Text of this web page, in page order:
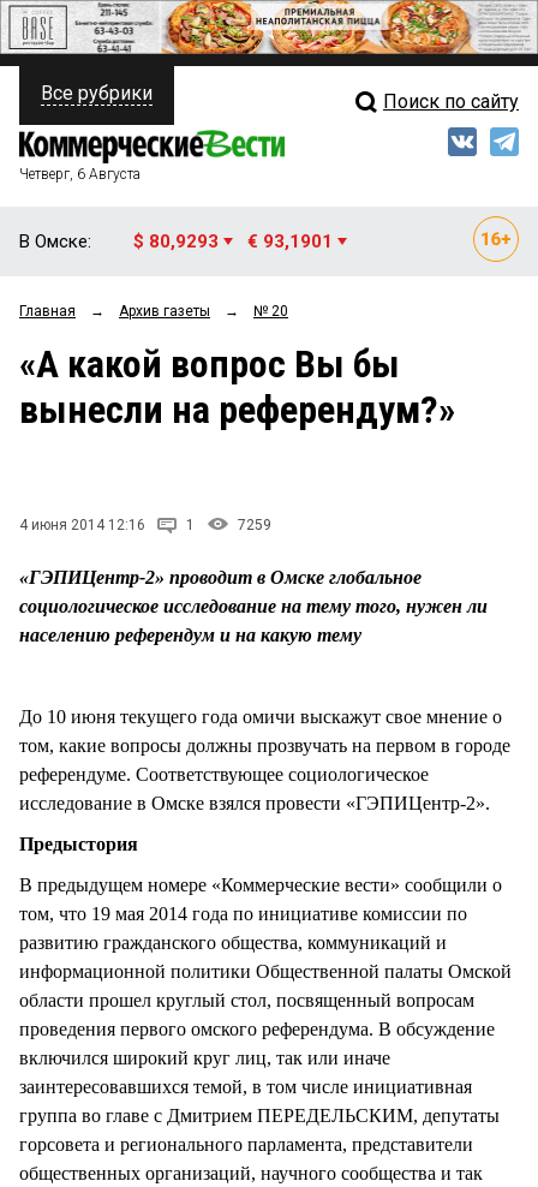
ПОЛИТИКА
ФИНАНСЫ
ОБЩЕСТВО
ЗАКОН
Свежий выпуск
Рейтинги
Блоги
Все рубрики Поиск по сайту
Четверг, 6 Августа
В Омске: $ 80,9293 € 93,1901
Главная → Архив газеты → № 20
«А какой вопрос Вы бы
вынесли на референдум?»
4 июня 2014 12:16 1 7259
«ГЭПИЦентр-2» проводит в Омске глобальное
социологическое исследование на тему того, нужен ли
населению референдум и на какую тему
До 10 июня текущего года омичи выскажут свое мнение о
том, какие вопросы должны прозвучать на первом в городе
референдуме. Соответствующее социологическое
исследование в Омске взялся провести «ГЭПИЦентр-2».
Предыстория
В предыдущем номере «Коммерческие вести» сообщили о
том, что 19 мая 2014 года по инициативе комиссии по
развитию гражданского общества, коммуникаций и
информационной политики Общественной палаты Омской
области прошел круглый стол, посвященный вопросам
проведения первого омского референдума. В обсуждение
включился широкий круг лиц, так или иначе
заинтересовавшихся темой, в том числе инициативная
группа во главе с Дмитрием ПЕРЕДЕЛЬСКИМ, депутаты
горсовета и регионального парламента, представители
общественных организаций, научного сообщества и так